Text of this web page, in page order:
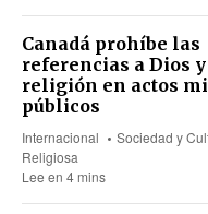
Canadá prohíbe las
referencias a Dios
religión en actos
públicos
Internacional Sociedad y
Religiosa
Lee en 4 mins